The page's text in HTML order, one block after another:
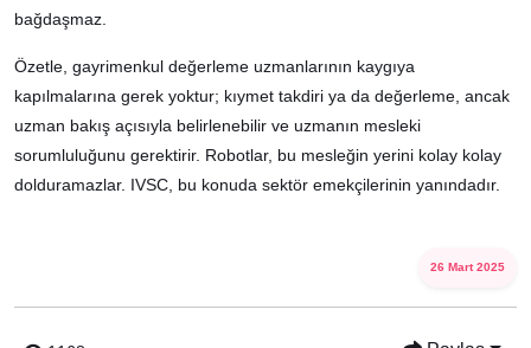
bağdaşmaz.
Özetle, gayrimenkul değerleme uzmanlarının kaygıya
kapılmalarına gerek yoktur; kıymet takdiri ya da değerleme, ancak
uzman bakış açısıyla belirlenebilir ve uzmanın mesleki
sorumluluğunu gerektirir. Robotlar, bu mesleğin yerini kolay kolay
dolduramazlar. IVSC, bu konuda sektör emekçilerinin yanındadır.
26 Mart 2025